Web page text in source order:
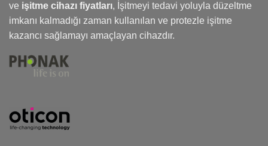
ve işitme cihazı fiyatları, İşitmeyi tedavi yoluyla düzeltme
imkanı kalmadığı zaman kullanılan ve protezle işitme
kazancı sağlamayı amaçlayan cihazdır.